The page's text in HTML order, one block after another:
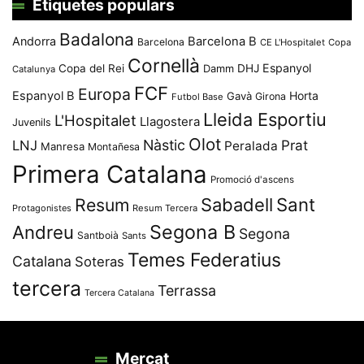
Etiquetes populars
Andorra Badalona Barcelona Barcelona B CE L'Hospitalet Copa
Catalunya Copa del Rei Cornellà Damm DHJ Espanyol
Espanyol B Europa FCF Futbol Base Gavà Girona Horta
Juvenils L'Hospitalet Llagostera Lleida Esportiu
LNJ Manresa Montañesa Nàstic Olot Peralada Prat
Primera Catalana Promoció d'ascens
Protagonistes Resum Resum Tercera Sabadell Sant
Andreu Santboià Sants Segona B Segona
Catalana Soteras Temes Federatius
tercera Tercera Catalana Terrassa
Mercat